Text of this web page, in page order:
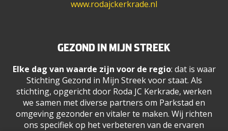
www.rodajckerkrade.nl
GEZOND IN MIJN STREEK
Elke dag van waarde zijn voor de regio: dat is waar
Stichting Gezond in Mijn Streek voor staat. Als
stichting, opgericht door Roda JC Kerkrade, werken
we samen met diverse partners om Parkstad en
omgeving gezonder en vitaler te maken. Wij richten
ons specifiek op het verbeteren van de ervaren